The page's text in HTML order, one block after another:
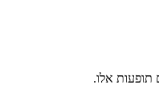
תופעות אלו.